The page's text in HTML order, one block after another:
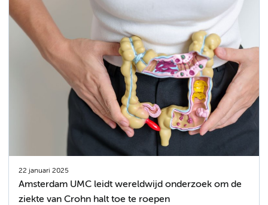
22 januari 2025
Amsterdam UMC leidt wereldwijd onderzoek om de
ziekte van Crohn halt toe te roepen